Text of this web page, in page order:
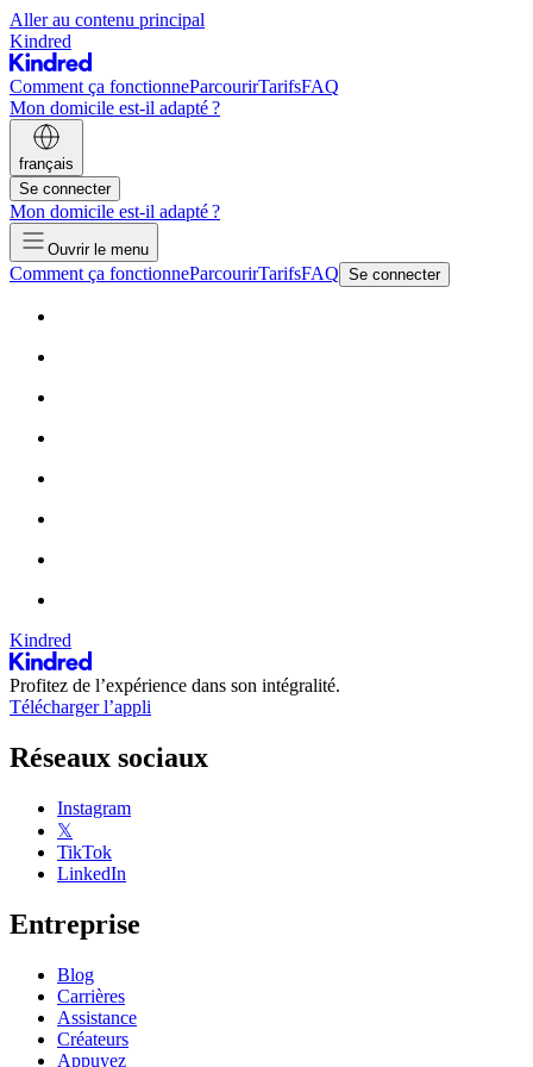
Aller au contenu principal
Kindred
Comment ça fonctionneParcourirTarifsFAQ
Mon domicile est-il adapté ?
français
Se connecter
Mon domicile est-il adapté ?
Ouvrir le menu
Comment ça fonctionneParcourirTarifsFAQ Se connecter
Kindred
Profitez de l’expérience dans son intégralité.
Télécharger l’appli
Réseaux sociaux
Instagram
𝕏
TikTok
LinkedIn
Entreprise
Blog
Carrières
Assistance
Créateurs
Appuyez